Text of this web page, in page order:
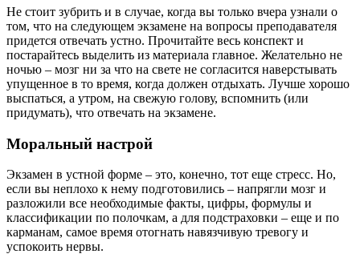
Не стоит зубрить и в случае, когда вы только вчера узнали о
том, что на следующем экзамене на вопросы преподавателя
придется отвечать устно. Прочитайте весь конспект и
постарайтесь выделить из материала главное. Желательно не
ночью – мозг ни за что на свете не согласится наверстывать
упущенное в то время, когда должен отдыхать. Лучше хорошо
выспаться, а утром, на свежую голову, вспомнить (или
придумать), что отвечать на экзамене.
Моральный настрой
Экзамен в устной форме – это, конечно, тот еще стресс. Но,
если вы неплохо к нему подготовились – напрягли мозг и
разложили все необходимые факты, цифры, формулы и
классификации по полочкам, а для подстраховки – еще и по
карманам, самое время отогнать навязчивую тревогу и
успокоить нервы.